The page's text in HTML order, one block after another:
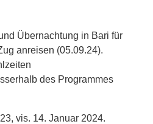
Übernachtung in Bari für
anreisen (05.09.24).
des Programmes
vis. 14. Januar 2024.